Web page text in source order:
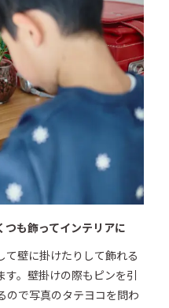
つも飾ってインテリアに
て壁に掛けたりして飾れる
す。壁掛けの際もピンを引
ので写真のタテヨコを問わ